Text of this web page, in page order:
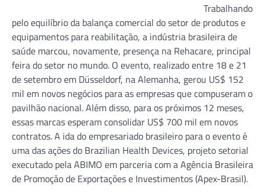
Trabalhando
pelo equilíbrio da balança comercial do setor de produtos e
equipamentos para reabilitação, a indústria brasileira de
saúde marcou, novamente, presença na Rehacare, principal
feira do setor no mundo. O evento, realizado entre 18 e 21
de setembro em Düsseldorf, na Alemanha, gerou US$ 152
mil em novos negócios para as empresas que compuseram o
pavilhão nacional. Além disso, para os próximos 12 meses,
essas marcas esperam consolidar US$ 700 mil em novos
contratos. A ida do empresariado brasileiro para o evento é
uma das ações do Brazilian Health Devices, projeto setorial
executado pela ABIMO em parceria com a Agência Brasileira
de Promoção de Exportações e Investimentos (Apex-Brasil).